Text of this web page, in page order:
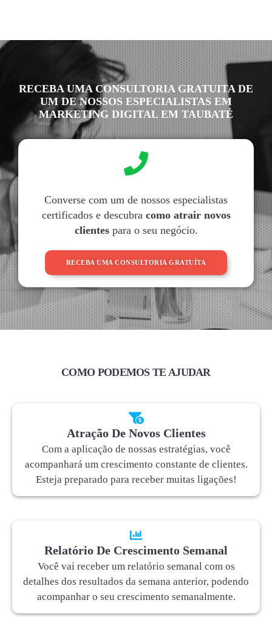
RECEBA UMA CONSULTORIA GRATUITA DE
UM DE NOSSOS ESPECIALISTAS EM
MARKETING DIGITAL EM TAUBATÉ
Converse com um de nossos especialistas
certificados e descubra como atrair novos
clientespara o seu negócio.
RECEBA UMA CONSULTORIA GRATUÍTA
COMO PODEMOS TE AJUDAR
Atração De Novos Clientes
Com a aplicação de nossas estratégias, você
acompanhará um crescimento constante de clientes.
Esteja preparado para receber muitas ligações!
Relatório De Crescimento Semanal
Você vai receber um relatório semanal com os
detalhes dos resultados da semana anterior, podendo
acompanhar o seu crescimento semanalmente.